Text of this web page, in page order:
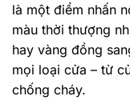
là một điểm nhấn
màu thời thượng
hay vàng đồng
mọi loại cửa – từ
chống cháy.